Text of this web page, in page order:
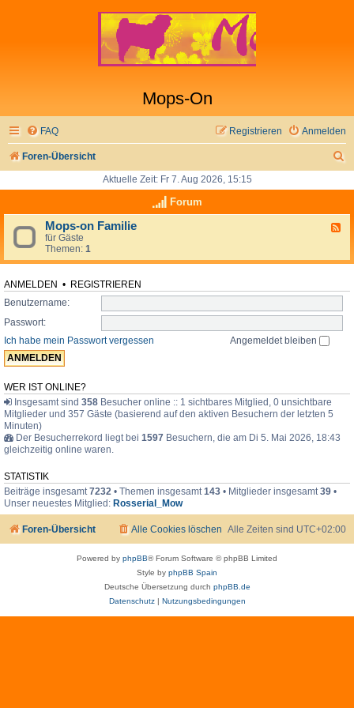
Mops-On
FAQ Anmelden
Registrieren
Foren-Übersicht
h
Aktuelle Zeit: Fr 7. Aug 2026, 15:15
Forum
d
o
i
Mops-on Familie
für Gäste
Themen: 1
ANMELDEN • REGISTRIEREN
Benutzername:
Passwort:
Ich habe mein Passwort vergessen
Angemeldet bleiben
WER IST ONLINE?
Insgesamt sind 358 Besucher online :: 1 sichtbares Mitglied, 0 unsichtbare
Mitglieder und 357 Gäste (basierend auf den aktiven Besuchern der letzten 5
Minuten)
Der Besucherrekord liegt bei 1597 Besuchern, die am Di 5. Mai 2026, 18:43
gleichzeitig online waren.
STATISTIK
Beiträge insgesamt7232 • Themen insgesamt143 • Mitglieder insgesamt39 •
Unser neuestes Mitglied: Rosserial_Mow
Foren-Übersicht Alle Zeiten sind UTC+02:00
Alle Cookies löschen
Powered by phpBB® Forum Software © phpBB Limited
Style by phpBB Spain
Deutsche Übersetzung durch phpBB.de
Datenschutz| Nutzungsbedingungen